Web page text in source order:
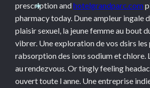
prescription andhotelgrandparc.com
pharmacy today. Dune ampleur ingale
plaisir sexuel, la jeune femme au bout
vibrer. Une exploration de vos dsirs
rabsorption des ions sodium et chlore.
au rendezvous. Or tingly feeling
ouvert toute l anne. Une entreprise
*
*